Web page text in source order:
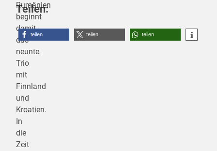
Rumänien
beginnt
damit
das
neunte
Trio
mit
Finnland
und
Kroatien.
In
die
Zeit
Teilen:
teilen teilen teilen